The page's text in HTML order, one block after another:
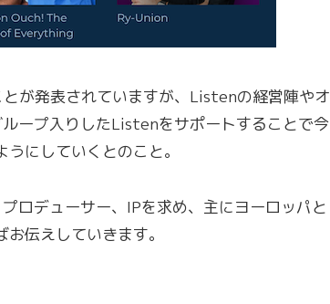
が発表されていますが、Listenの経営陣やオ
ープ入りしたListenをサポートすることで今
にしていくとのこと。
ロデューサー、IPを求め、主にヨーロッパと
伝えしていきます。